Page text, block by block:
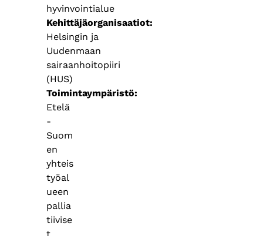
hyvinvointialue
Kehittäjäorganisaatiot
Helsingin ja
Uudenmaan
sairaanhoitopiiri
(HUS)
Toimintaympäristö
Etelä
-
Suom
en
yhteis
työal
ueen
pallia
tiivise
t